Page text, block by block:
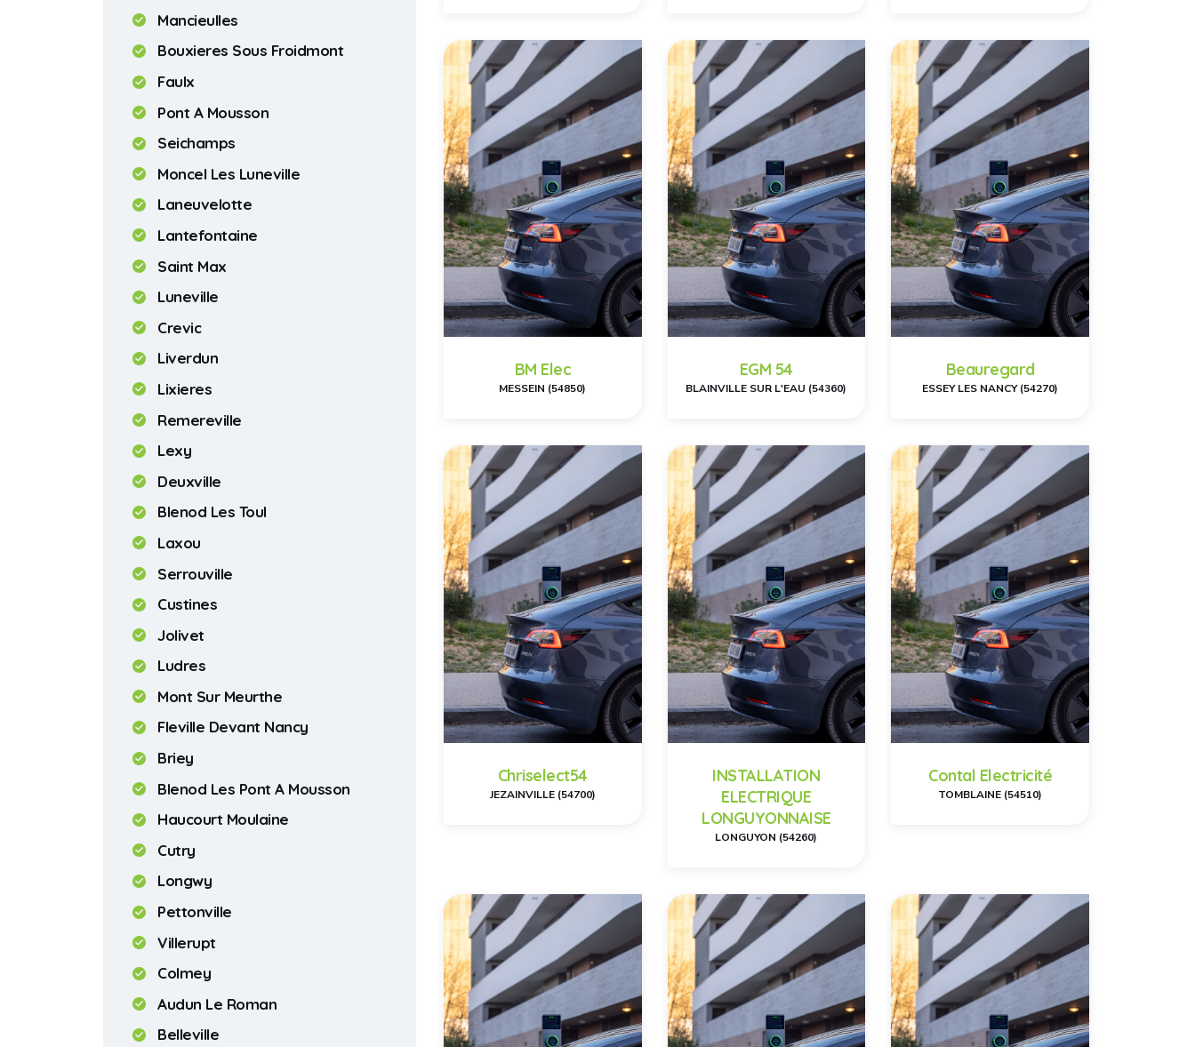
Mancieulles
Bouxieres Sous Froidmont
Faulx
Pont A Mousson
Seichamps
Moncel Les Luneville
Laneuvelotte
Lantefontaine
Saint Max
Luneville
Crevic
Liverdun
Lixieres
Remereville
Lexy
Deuxville
Blenod Les Toul
Laxou
Serrouville
Custines
Jolivet
Ludres
Mont Sur Meurthe
Fleville Devant Nancy
Briey
Blenod Les Pont A Mousson
Haucourt Moulaine
Cutry
Longwy
Pettonville
Villerupt
Colmey
Audun Le Roman
Belleville
BM Elec
MESSEIN (54850)
EGM 54
BLAINVILLE SUR L'EAU (54360)
Beauregard
ESSEY LES NANCY (54270)
Chriselect54
JEZAINVILLE (54700)
INSTALLATION
ELECTRIQUE
LONGUYONNAISE
LONGUYON (54260)
Contal Electricité
TOMBLAINE (54510)